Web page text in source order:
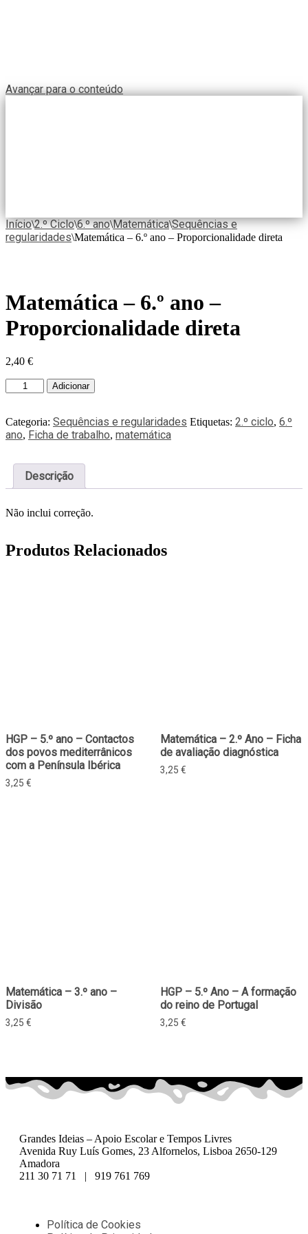
Avançar para o conteúdo
Início\2.º Ciclo\6.º ano\Matemática\Sequências e
regularidades\Matemática – 6.º ano – Proporcionalidade direta
Matemática – 6.º ano –
Proporcionalidade direta
2,40 €
Adicionar
Categoria: Sequências e regularidades Etiquetas: 2.º ciclo, 6.º
ano, Ficha de trabalho, matemática
Descrição
Não inclui correção.
Produtos Relacionados
HGP – 5.º ano – Contactos
dos povos mediterrânicos
com a Península Ibérica
3,25 €
Matemática – 2.º Ano – Ficha
de avaliação diagnóstica
3,25 €
Matemática – 3.º ano –
Divisão
3,25 €
HGP – 5.º Ano – A formação
do reino de Portugal
3,25 €
Grandes Ideias – Apoio Escolar e Tempos Livres
Avenida Ruy Luís Gomes, 23 Alfornelos, Lisboa 2650-129
Amadora
211 30 71 71 | 919 761 769
Política de Cookies